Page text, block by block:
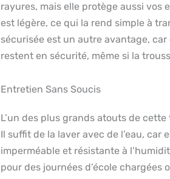
rayures, mais elle protège aussi vos
est légère, ce qui la rend simple à
sécurisée est un autre avantage,
restent en sécurité, même si la
Entretien Sans Soucis
L’un des plus grands atouts de
Il suffit de la laver avec de l’eau, car
imperméable et résistante à
pour des journées d’école chargées